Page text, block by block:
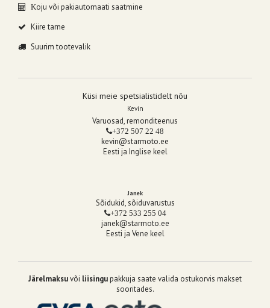
Koju või pakiautomaati saatmine
Kiire tarne
Suurim tootevalik
Küsi meie spetsialistidelt nõu
Kevin
Varuosad, remonditeenus
+372 507 22 48
kevin@starmoto.ee
Eesti ja Inglise keel
Janek
Sõidukid, sõiduvarustus
+372 533 255 04
janek@starmoto.ee
Eesti ja Vene keel
Järelmaksuvõi liisingupakkuja saate valida ostukorvis makset
sooritades.